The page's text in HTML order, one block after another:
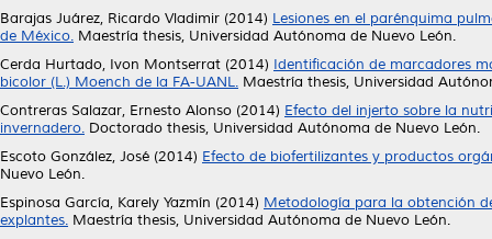
Barajas Juárez, Ricardo Vladimir (2014) Lesiones en el parénquima
de México. Maestría thesis, Universidad Autónoma de Nuevo León.
Cerda Hurtado, Ivon Montserrat (2014) Identificación de marcadores
bicolor (L.) Moench de la FA-UANL. Maestría thesis, Universidad
Contreras Salazar, Ernesto Alonso (2014) Efecto del injerto sobre la
invernadero. Doctorado thesis, Universidad Autónoma de Nuevo León.
Escoto González, José (2014) Efecto de biofertilizantes y productos
Nuevo León.
Espinosa García, Karely Yazmín (2014) Metodología para la obtención
explantes. Maestría thesis, Universidad Autónoma de Nuevo León.